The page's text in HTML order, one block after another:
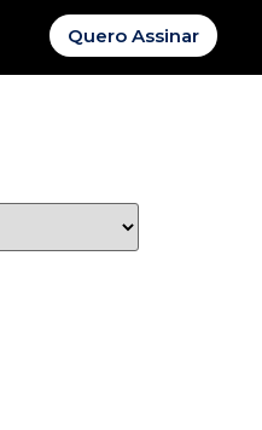
Quero Assinar